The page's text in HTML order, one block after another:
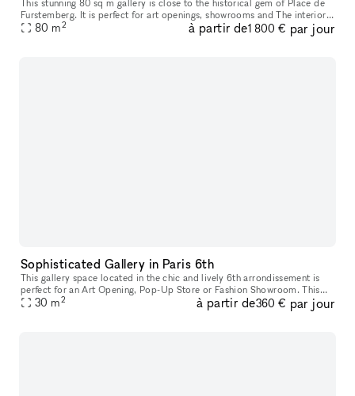
This stunning 80 sq m gallery is close to the historical gem of Place de
Furstemberg. It is perfect for art openings, showrooms and The interiors
are unique and eclectic with a mix of modern design
80 m2 à partir de1 800 € par jour
Sophisticated Gallery in Paris 6th
This gallery space located in the chic and lively 6th arrondissement is
perfect for an Art Opening, Pop-Up Store or Fashion Showroom. This
space has an interesting layout. It is composed of one prim
30 m2 à partir de360 € par jour